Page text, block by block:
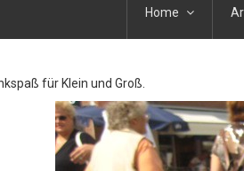
Home
für Klein und Groß.